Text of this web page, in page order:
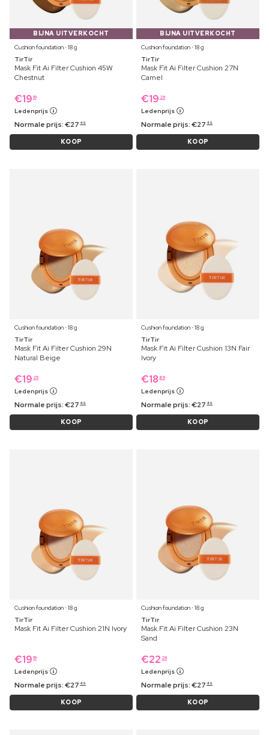
BIJNA UITVERKOCHT
Cushion foundation ⋅ 18 g
TirTir
Mask Fit Ai Filter Cushion 45W
Chestnut
€19 19
Ledenprijs
Normale prijs:€27 49
KOOP
BIJNA UITVERKOCHT
Cushion foundation ⋅ 18 g
TirTir
Mask Fit Ai Filter Cushion 27N
Camel
€19 29
Ledenprijs
Normale prijs:€27 49
KOOP
Cushion foundation ⋅ 18 g
TirTir
Mask Fit Ai Filter Cushion 29N
Natural Beige
€19 29
Ledenprijs
Normale prijs:€27 49
KOOP
Cushion foundation ⋅ 18 g
TirTir
Mask Fit Ai Filter Cushion 13N Fair
Ivory
€18 89
Ledenprijs
Normale prijs:€27 49
KOOP
Cushion foundation ⋅ 18 g
TirTir
Mask Fit Ai Filter Cushion 21N Ivory
€19 19
Ledenprijs
Normale prijs:€27 49
KOOP
Cushion foundation ⋅ 18 g
TirTir
Mask Fit Ai Filter Cushion 23N
Sand
€22 29
Ledenprijs
Normale prijs:€27 49
KOOP